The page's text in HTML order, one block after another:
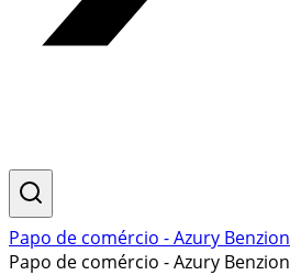
Papo de comércio - Azury Benzion
Papo de comércio - Azury Benzion